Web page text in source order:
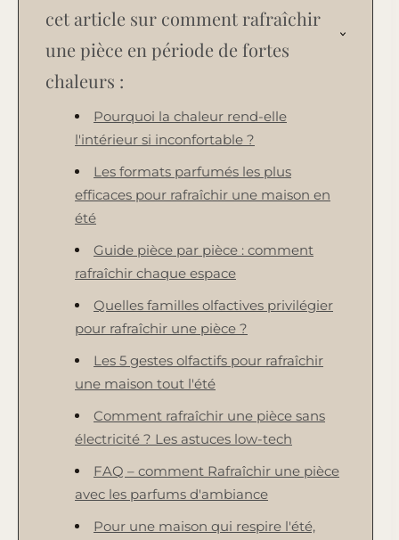
cet article sur comment rafraîchir
une pièce en période de fortes
chaleurs :
Pourquoi la chaleur rend-elle
l'intérieur si inconfortable ?
Les formats parfumés les plus
efficaces pour rafraîchir une maison en
été
Guide pièce par pièce : comment
rafraîchir chaque espace
Quelles familles olfactives privilégier
pour rafraîchir une pièce ?
Les 5 gestes olfactifs pour rafraîchir
une maison tout l'été
Comment rafraîchir une pièce sans
électricité ? Les astuces low-tech
FAQ – comment Rafraîchir une pièce
avec les parfums d'ambiance
Pour une maison qui respire l'été,